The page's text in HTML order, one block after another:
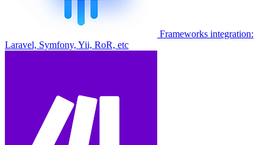
Frameworks integration:
Laravel, Symfony, Yii, RoR, etc